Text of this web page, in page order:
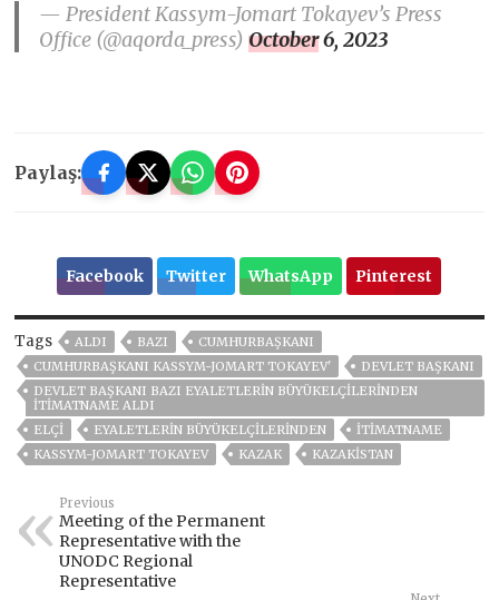
— President Kassym-Jomart Tokayev’s Press
Office (@aqorda_press)October 6, 2023
Paylaş:
Facebook Twitter WhatsApp Pinterest
Tags ALDI BAZI
CUMHURBAŞKANI
CUMHURBAŞKANI KASSYM-JOMART TOKAYEV'
DEVLET BAŞKANI
DEVLET BAŞKANI BAZI EYALETLERIN BÜYÜKELÇILERINDEN
ITIMATNAME ALDI
ELÇI
EYALETLERIN BÜYÜKELÇILERINDEN
ITIMATNAME
KASSYM-JOMART TOKAYEV
KAZAK KAZAKİSTAN
Previous
Meeting of the Permanent
Representative with the
UNODC Regional
Representative